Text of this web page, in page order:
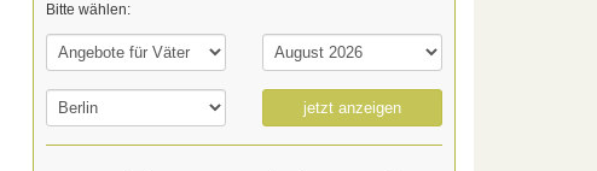
Bitte wählen:
jetzt anzeigen